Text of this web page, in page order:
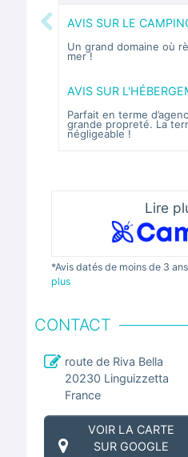
PreviousAVIS SUR LE
Un grand domaine où
mer !
AVIS SUR
Parfait en terme
grande propreté. La
négligeable !
Lire
*Avis datés de moins de 3
plus
CONTACT
route de Riva Bella
20230 Linguizzetta
France
VOIR LA CARTE
SUR GOOGLE